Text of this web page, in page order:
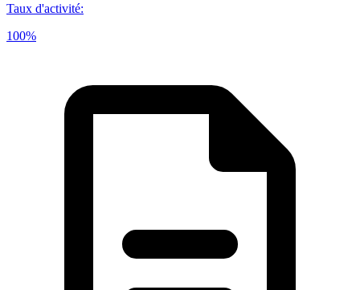
Taux d'activité:
100%